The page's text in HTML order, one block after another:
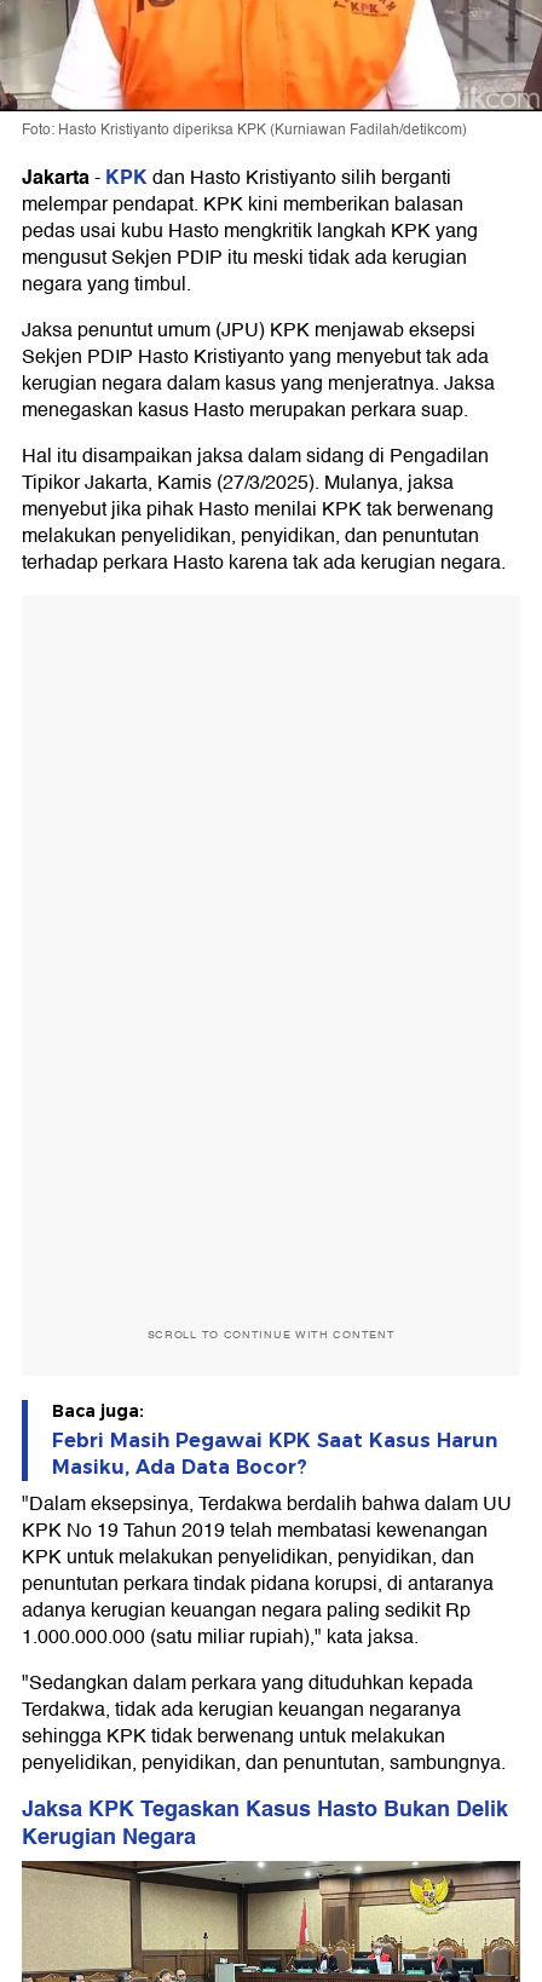
Foto: Hasto Kristiyanto diperiksa KPK (Kurniawan Fadilah/detikcom)
Jakarta-KPKdan Hasto Kristiyanto silih berganti
melempar pendapat. KPK kini memberikan balasan
pedas usai kubu Hasto mengkritik langkah KPK yang
mengusut Sekjen PDIP itu meski tidak ada kerugian
negara yang timbul.
Jaksa penuntut umum (JPU) KPK menjawab eksepsi
Sekjen PDIP Hasto Kristiyanto yang menyebut tak ada
kerugian negara dalam kasus yang menjeratnya. Jaksa
menegaskan kasus Hasto merupakan perkara suap.
Hal itu disampaikan jaksa dalam sidang di Pengadilan
Tipikor Jakarta, Kamis (27/3/2025). Mulanya, jaksa
menyebut jika pihak Hasto menilai KPK tak berwenang
melakukan penyelidikan, penyidikan, dan penuntutan
terhadap perkara Hasto karena tak ada kerugian negara.
SCROLL TO CONTINUE WITH CONTENT
Baca juga:
Febri Masih Pegawai KPK Saat Kasus Harun
Masiku, Ada Data Bocor?
"Dalam eksepsinya, Terdakwa berdalih bahwa dalam UU
KPK No 19 Tahun 2019 telah membatasi kewenangan
KPK untuk melakukan penyelidikan, penyidikan, dan
penuntutan perkara tindak pidana korupsi, di antaranya
adanya kerugian keuangan negara paling sedikit Rp
1.000.000.000 (satu miliar rupiah)," kata jaksa.
"Sedangkan dalam perkara yang dituduhkan kepada
Terdakwa, tidak ada kerugian keuangan negaranya
sehingga KPK tidak berwenang untuk melakukan
penyelidikan, penyidikan, dan penuntutan, sambungnya.
Jaksa KPK Tegaskan Kasus Hasto Bukan Delik
Kerugian Negara